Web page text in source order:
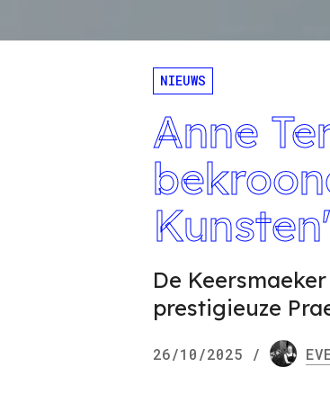
NIEUWS
Anne
Kunsten'
De
prestigieuze
26/10/2025 /